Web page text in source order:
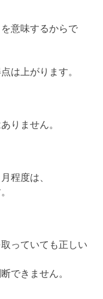
意味するからで
は上がります。
りません。
程度は、
っていても正しい
できません。